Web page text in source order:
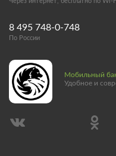
8 495 748-0-748
По России
Мобильный
Удобное и